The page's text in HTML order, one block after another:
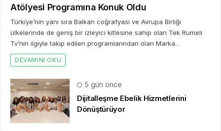
Atölyesi Programına Konuk Oldu
Türkiye’nin yanı sıra Balkan coğrafyası ve Avrupa Birliği
ülkelerinde de geniş bir izleyici kitlesine sahip olan Tek Rumeli
Tv’nin ilgiyle takip edilen programlarından olan Marka...
DEVAMINI OKU
5 gün önce
Dijitalleşme Ebelik Hizmetlerini
Dönüştürüyor